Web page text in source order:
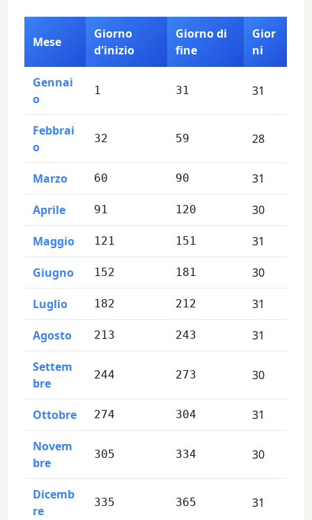
Mese
Giorno
d'inizio
Giorno di
fine
Gior
ni
Gennai
o
1 31 31
Febbrai
o
32 59 28
Marzo 60 90 31
Aprile 91 120 30
Maggio 121 151 31
Giugno 152 181 30
Luglio 182 212 31
Agosto 213 243 31
Settem
bre
244 273 30
Ottobre 274 304 31
Novem
bre
305 334 30
Dicemb
re
335 365 31